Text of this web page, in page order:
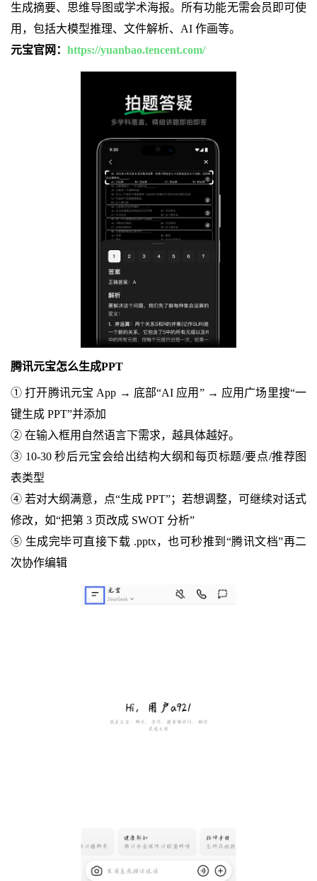
生成摘要、思维导图或学术海报。所有功能无需会员即可使
用，包括大模型推理、文件解析、AI 作画等。
元宝官网： https://yuanbao.tencent.com/
腾讯元宝怎么生成PPT
① 打开腾讯元宝 App → 底部“AI 应用” → 应用广场里搜“一
键生成 PPT”并添加
② 在输入框用自然语言下需求，越具体越好。
③ 10-30 秒后元宝会给出结构大纲和每页标题/要点/推荐图
表类型
④ 若对大纲满意，点“生成 PPT”；若想调整，可继续对话式
修改，如“把第 3 页改成 SWOT 分析”
⑤ 生成完毕可直接下载 .pptx，也可秒推到“腾讯文档”再二
次协作编辑